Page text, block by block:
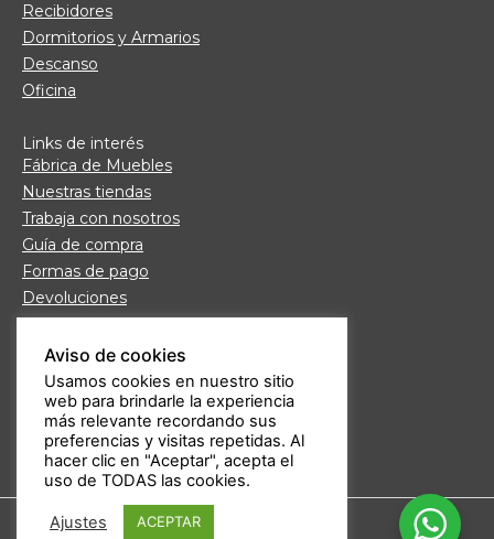
Recibidores
Dormitorios y Armarios
Descanso
Oficina
Links de interés
Fábrica de Muebles
Nuestras tiendas
Trabaja con nosotros
Guía de compra
Formas de pago
Devoluciones
Preguntas frecuentes
Atención al cliente
Aviso legal
Política de privacidad
Aviso de cookies
Usamos cookies en nuestro sitio
web para brindarle la experiencia
más relevante recordando sus
preferencias y visitas repetidas. Al
hacer clic en "Aceptar", acepta el
uso de TODAS las cookies.
Ajustes ACEPTAR